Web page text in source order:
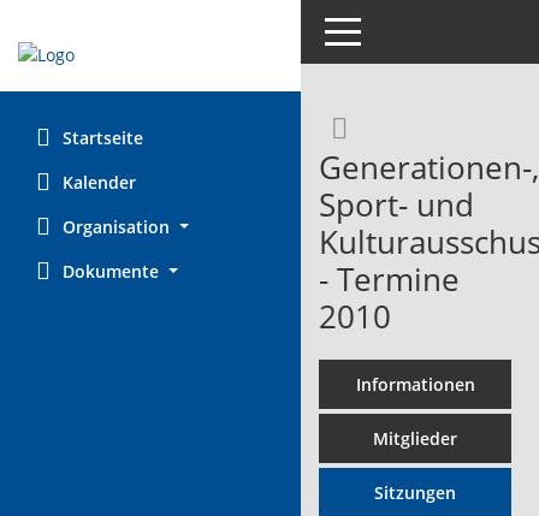
Startseite
Kalender
Organisation
Dokumente
Toggle navigation
Generationen-,
Sport- und
- Termine
2010
Informationen
Mitglieder
Sitzungen